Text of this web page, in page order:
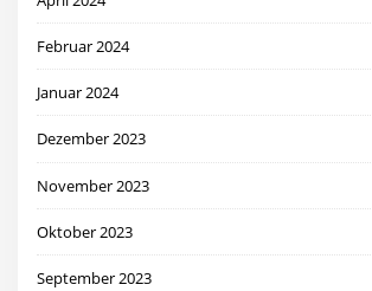
Februar 2024
Januar 2024
Dezember 2023
November 2023
Oktober 2023
September 2023